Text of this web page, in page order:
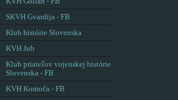
SKVH Gvardija - FB
Klub histórie Slovenska
KVH Juh
Klub priateľov vojenskej histórie
Slovenska - FB
KVH Komoča - FB